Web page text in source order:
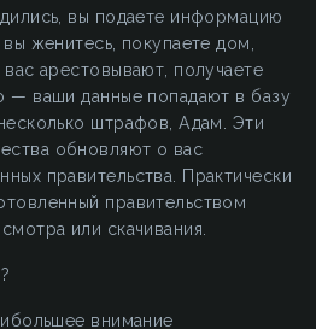
вы подаете информацию
женитесь, покупаете дом,
арестовывают, получаете
— ваши данные попадают в базу
штрафов, Адам. Эти
обновляют о вас
правительства. Практически
правительством
или скачивания.
внимание